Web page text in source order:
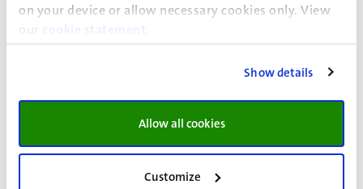
on your device or allow necessary cookies only. View
our
cookie statement
Show details
Allow all cookies
Customize
Het is ook niet de eerste keer dat de huidige premier het
premierMichel Rocard die er in drie jaar tijd (1988-1991)
28 keer gebruik van maakte. Alle premiers hebben het
middel ingezet, de meeste meerdere malen (de huidige
sprongen Edouard de Balladur en Dominique de Villepiner
mee om, namelijk ieder één keer.